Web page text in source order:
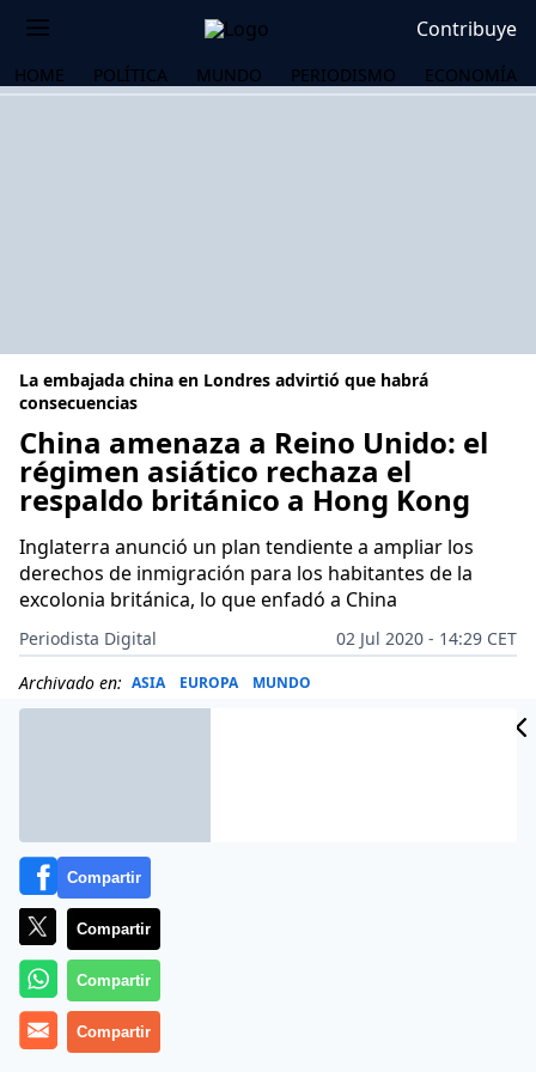
Contribuye
HOME POLÍTICA MUNDO PERIODISMO ECONOMÍA
La embajada china en Londres advirtió que habrá
consecuencias
China amenaza a Reino Unido: el
régimen asiático rechaza el
respaldo británico a Hong Kong
Inglaterra anunció un plan tendiente a ampliar los
derechos de inmigración para los habitantes de la
excolonia británica, lo que enfadó a China
Periodista Digital
02 Jul 2020 - 14:29 CET
Archivado en: ASIA EUROPA MUNDO
Compartir
Compartir
Compartir
Compartir